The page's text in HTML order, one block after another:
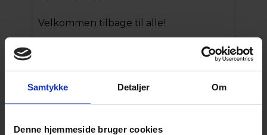
Samtykke Detaljer Om
Denne hjemmeside bruger cookies
Velkommen tilbage til alle!